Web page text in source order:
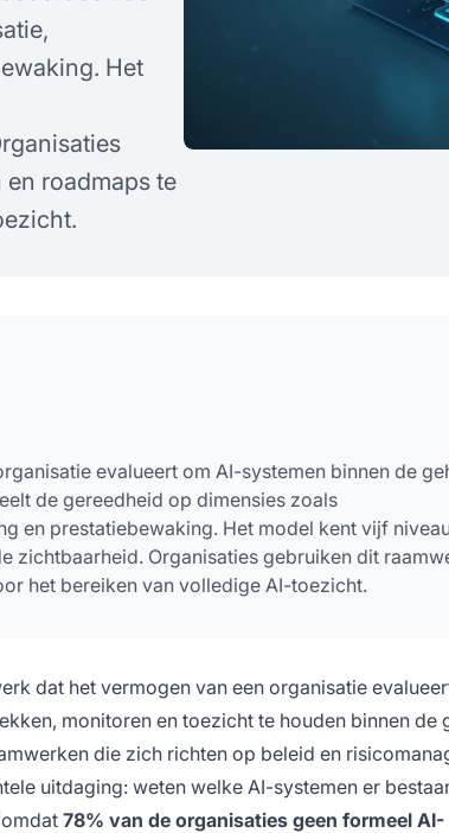
Het
roadmaps te
evalueert om AI-systemen binnen de
de gereedheid op dimensies zoals
en prestatiebewaking. Het model kent vijf
Organisaties gebruiken dit
het bereiken van volledige AI-toezicht.
dat het vermogen van een organisatie
monitoren en toezicht te houden binnen de
die zich richten op beleid en
uitdaging: weten welke AI-systemen er
78% van de organisaties geen formeel AI-